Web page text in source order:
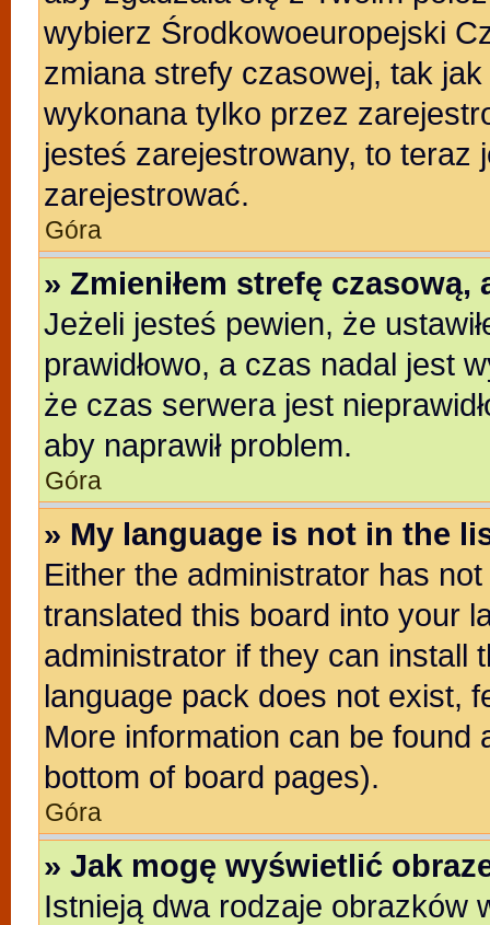
wybierz Środkowoeuropejski
zmiana strefy czasowej, tak
wykonana tylko przez
jesteś zarejestrowany, to teraz
zarejestrować.
Góra
» Zmieniłem strefę
Jeżeli jesteś pewien, że
prawidłowo, a czas nadal jest
że czas serwera jest
aby naprawił problem.
Góra
» My language is not in the
Either the administrator has
translated this board into your
administrator if they can install
language pack does not exist,
More information can be found
bottom of board pages).
Góra
» Jak mogę wyświetlić
Istnieją dwa rodzaje obrazków